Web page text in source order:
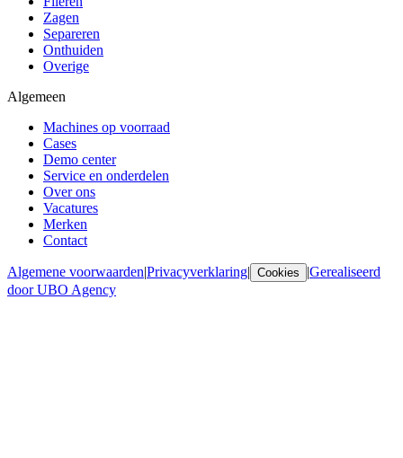
Zagen
Separeren
Onthuiden
Overige
Algemeen
Machines op voorraad
Cases
Demo center
Service en onderdelen
Over ons
Vacatures
Merken
Contact
Algemene voorwaarden|Privacyverklaring| Cookies |Gerealiseerd
door UBO Agency